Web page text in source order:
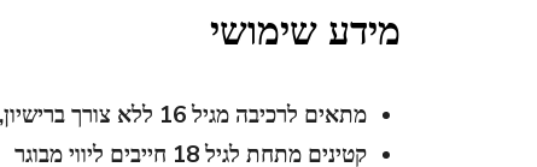
מידע שימושי
מתאים לרכיבה מגיל 16 ללא צורך ברישיון, מצריך יכולת פיזית לשליטה בכלי
קטינים מתחת לגיל 18 חייבים ליווי מבוגר